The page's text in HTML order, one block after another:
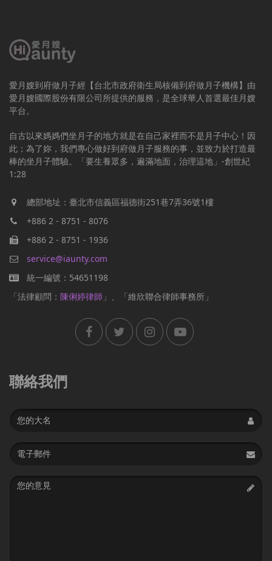
愛月嫂到府做月子經【台北市政府衛生局核備到府做月子機構】由
愛月嫂國際股份有限公司所提供的服務，是全球華人首選最佳月嫂
平台。
自古以來媽媽們坐月子的地方就是在自己家裡而不是月子中心！因
此；為了妳，我們專心做好到府做月子服務的事，並致力於打造最
棒的坐月子體驗。「要生養眾多，遍滿地面，治理這地」-創世紀
1:28
總部地址：臺北市信義區福德街251巷7弄36號1樓
+886 2 - 8751 - 8076
+886 2 - 8751 - 1936
service@iaunty.com
統一編號：54651198
「法律顧問： 陳俐婷律師 」、「維欣聯合律師事務所」
聯絡我們
Name
Email
address
Message